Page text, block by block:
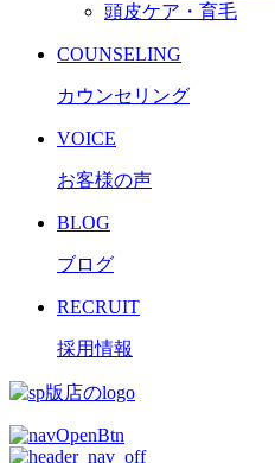
頭皮ケア・育毛
COUNSELING
カウンセリング
VOICE
お客様の声
BLOG
ブログ
RECRUIT
採用情報